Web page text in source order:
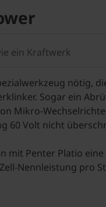
ein Kraftwerk
nötig,
Sogar ein
Mikro-
60 Volt nicht
mit Penter Platio
Nennleistung pro